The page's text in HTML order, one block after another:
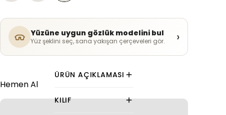
Yüzüne uygun gözlük modelini bul
Yüz şeklini seç, sana yakışan çerçeveleri gör. ›
Hemen Al
ÜRÜN AÇIKLAMASI
KILIF